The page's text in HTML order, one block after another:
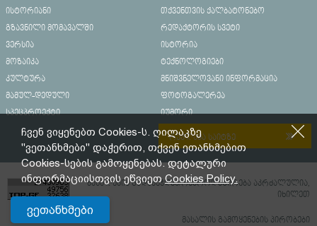
ისტორიანი
თქვენთვის ქალბატონებო
გზავნილი მომავალში
რედაქტორის სვეტი
ვერსია
ისტორია
მოზაიკა
ტექნოლოგიები
კულტურა
მნიშვნელოვანი ინფორმაცია
მამულ-დედული
ფოტოგალერეა
სპეცპროექტი
იუმორი
რეკლამა საიტზე
მასალების გადაბეჭდვა/რეპროდუცირება აკრძალულია,
იხილეთ
მასალის გამოყენების პირობები
ჩვენ ვიყენებთ Cookies-ს. ღილაკზე
"ვეთანხმები" დაჭერით, თქვენ ეთანხმებით
Cookies-სების გამოყენებას. დეტალური
ინფორმაციისთვის ეწვიეთCookies Policy.
ვეთანხმები